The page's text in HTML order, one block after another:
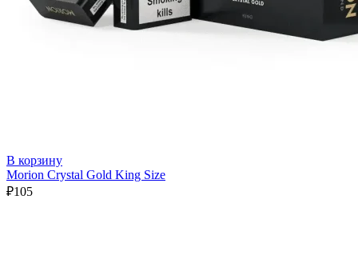
В корзину
Morion Crystal Gold King Size
₽105